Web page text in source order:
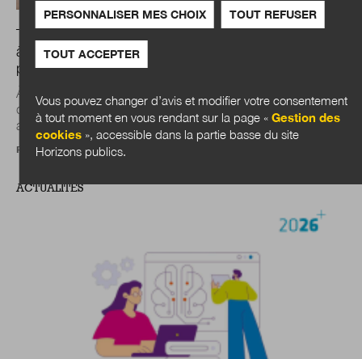
Transition énergétique : comment la Fontaine d’Ouche
à Dijon est devenue le plus grand quartier à énergie
positive de France
À Dijon, le quartier populaire de la Fontaine d’Ouche est
devenu le premier « quartier à énergie positive » de France
après sept ans de chantier. C...
Par Julien Nessi
ACTUALITÉS
PERSONNALISER MES CHOIX TOUT REFUSER
TOUT ACCEPTER
Vous pouvez changer d’avis et modifier votre consentement
à tout moment en vous rendant sur la page « Gestion des
cookies», accessible dans la partie basse du site
Horizons publics.